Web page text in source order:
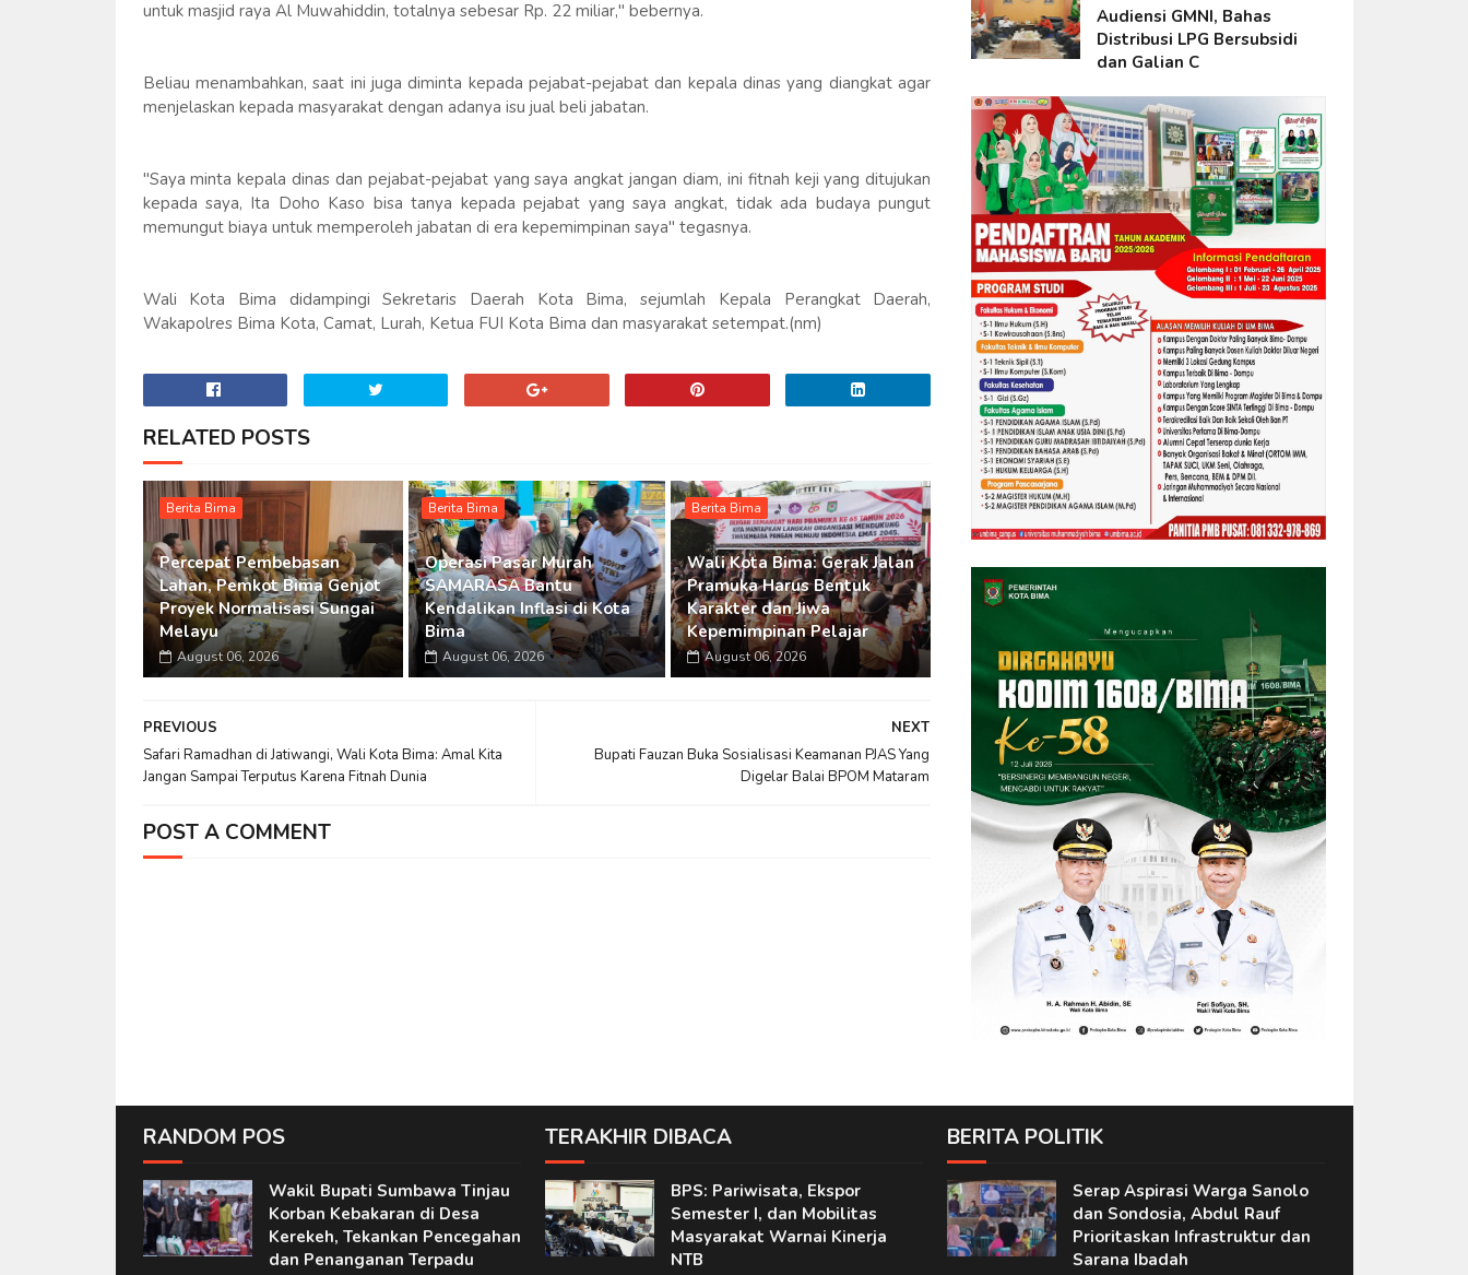
untuk masjid raya Al Muwahiddin, totalnya sebesar Rp. 22 miliar," bebernya.
Beliau menambahkan, saat ini juga diminta kepada pejabat-pejabat dan kepala dinas yang diangkat agar
menjelaskan kepada masyarakat dengan adanya isu jual beli jabatan.
"Saya minta kepala dinas dan pejabat-pejabat yang saya angkat jangan diam, ini fitnah keji yang ditujukan
kepada saya, Ita Doho Kaso bisa tanya kepada pejabat yang saya angkat, tidak ada budaya pungut
memungut biaya untuk memperoleh jabatan di era kepemimpinan saya" tegasnya.
Wali Kota Bima didampingi Sekretaris Daerah Kota Bima, sejumlah Kepala Perangkat Daerah,
Wakapolres Bima Kota, Camat, Lurah, Ketua FUI Kota Bima dan masyarakat setempat.(nm)
RELATED POSTS
Berita Bima
Percepat Pembebasan
Lahan, Pemkot Bima Genjot
Proyek Normalisasi Sungai
Melayu
August 06, 2026
Berita Bima
Operasi Pasar Murah
SAMARASA Bantu
Kendalikan Inflasi di Kota
Bima
August 06, 2026
Berita Bima
Wali Kota Bima: Gerak Jalan
Pramuka Harus Bentuk
Karakter dan Jiwa
Kepemimpinan Pelajar
August 06, 2026
NEXT
Bupati Fauzan Buka Sosialisasi Keamanan PJAS Yang
Digelar Balai BPOM Mataram
PREVIOUS
Safari Ramadhan di Jatiwangi, Wali Kota Bima: Amal Kita
Jangan Sampai Terputus Karena Fitnah Dunia
POST A COMMENT
Audiensi GMNI, Bahas
Distribusi LPG Bersubsidi
dan Galian C
RANDOM POS
Wakil Bupati Sumbawa Tinjau
Korban Kebakaran di Desa
Kerekeh, Tekankan Pencegahan
dan Penanganan Terpadu
TERAKHIR DIBACA
BPS: Pariwisata, Ekspor
Semester I, dan Mobilitas
Masyarakat Warnai Kinerja
NTB
BERITA POLITIK
Serap Aspirasi Warga Sanolo
dan Sondosia, Abdul Rauf
Prioritaskan Infrastruktur dan
Sarana Ibadah